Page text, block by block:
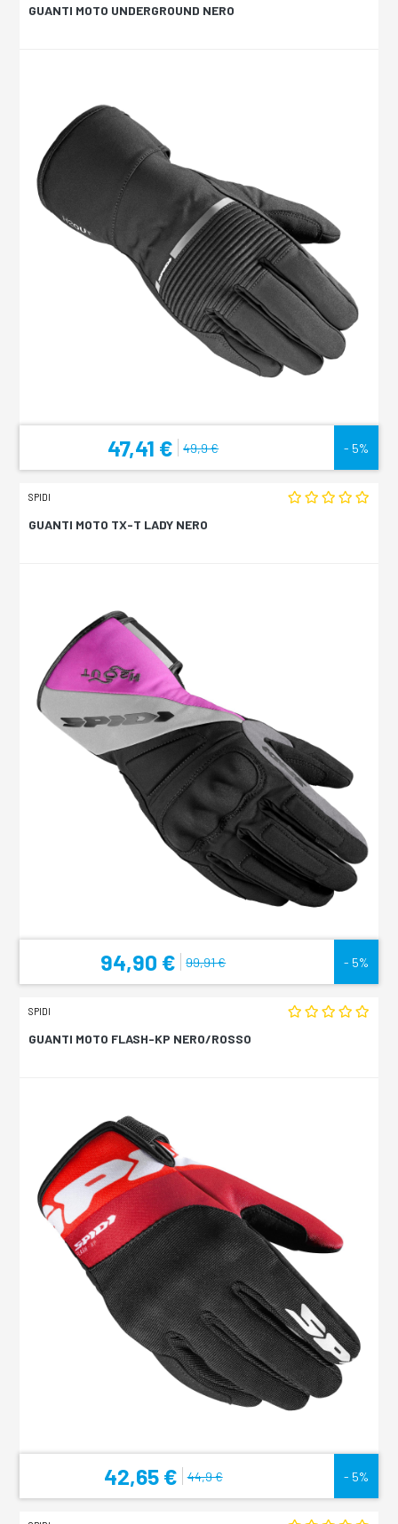
GUANTI MOTO UNDERGROUND NERO
47,41 € 49,9 € - 5%
SPIDI
GUANTI MOTO TX-T LADY NERO
94,90 € 99,91 € - 5%
SPIDI
GUANTI MOTO FLASH-KP NERO/ROSSO
42,65 € 44,9 € - 5%